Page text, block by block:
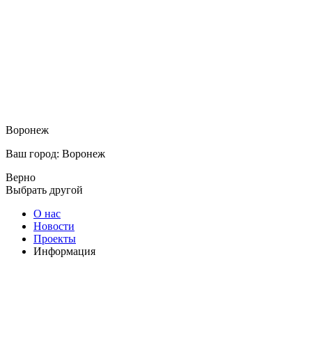
Воронеж
Ваш город: Воронеж
Верно
Выбрать другой
О нас
Новости
Проекты
Информация